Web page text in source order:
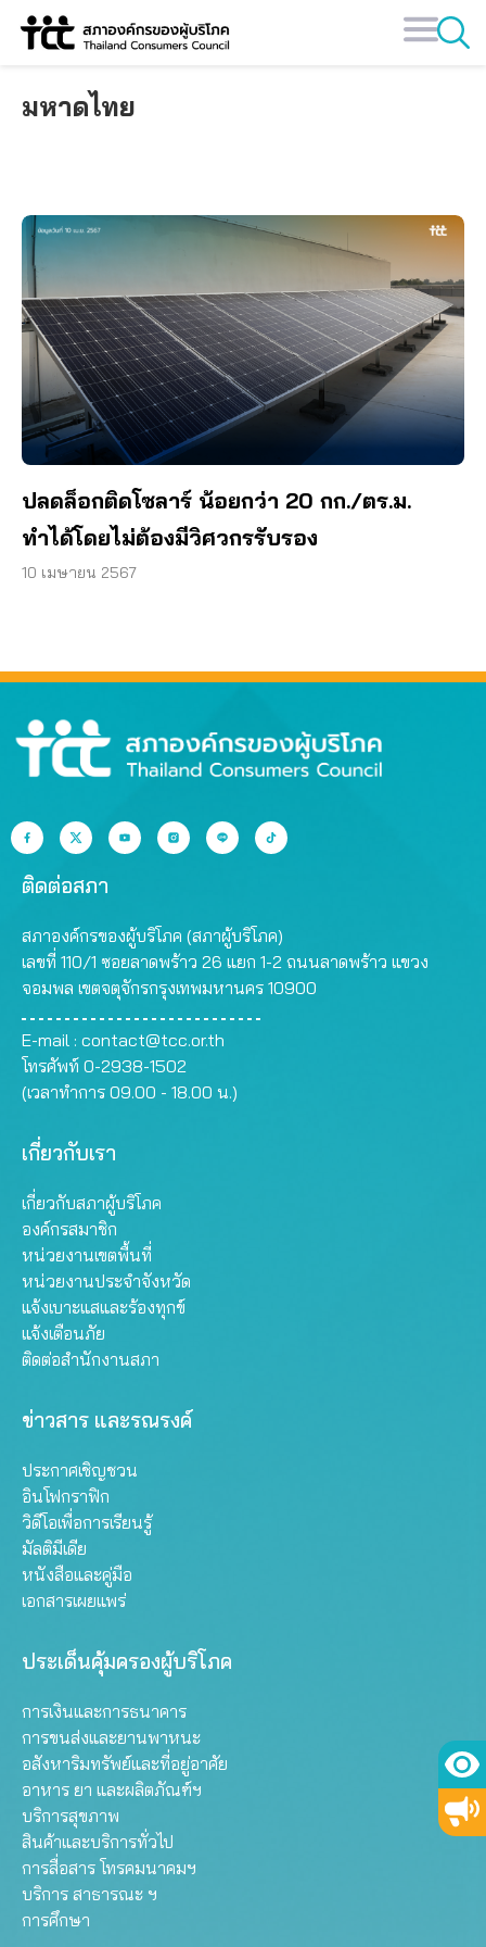
Skip
มหาดไทย
ปลดล็อกติดโซลาร์ น้อยกว่า 20 กก./ตร.ม.
ทำได้โดยไม่ต้องมีวิศวกรรับรอง
10 เมษายน 2567
ติดต่อสภา
สภาองค์กรของผู้บริโภค (สภาผู้บริโภค)
เลขที่ 110/1 ซอยลาดพร้าว 26 แยก 1-2 ถนนลาดพร้าว แขวง
จอมพล เขตจตุจักรกรุงเทพมหานคร 10900
E-mail : contact@tcc.or.th
โทรศัพท์ 0-2938-1502
(เวลาทำการ 09.00 - 18.00 น.)
เกี่ยวกับเรา
เกี่ยวกับสภาผู้บริโภค
องค์กรสมาชิก
หน่วยงานเขตพื้นที่
หน่วยงานประจำจังหวัด
แจ้งเบาะแสและร้องทุกข์
แจ้งเตือนภัย
ติดต่อสำนักงานสภา
ข่าวสาร และรณรงค์
ประกาศเชิญชวน
อินโฟกราฟิก
วิดีโอเพื่อการเรียนรู้
มัลติมีเดีย
หนังสือและคู่มือ
เอกสารเผยแพร่
ประเด็นคุ้มครองผู้บริโภค
การเงินและการธนาคาร
การขนส่งและยานพาหนะ
อสังหาริมทรัพย์และที่อยู่อาศัย
อาหาร ยา และผลิตภัณฑ์ฯ
บริการสุขภาพ
สินค้าและบริการทั่วไป
การสื่อสาร โทรคมนาคมฯ
บริการ สาธารณะ ฯ
การศึกษา